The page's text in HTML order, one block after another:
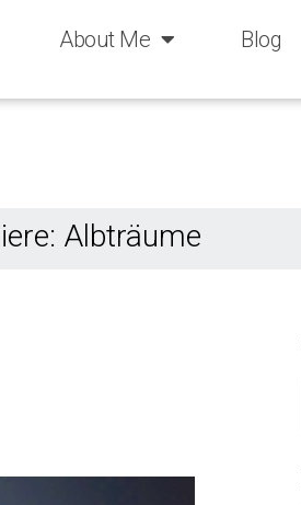
About Me Blog
Albträume